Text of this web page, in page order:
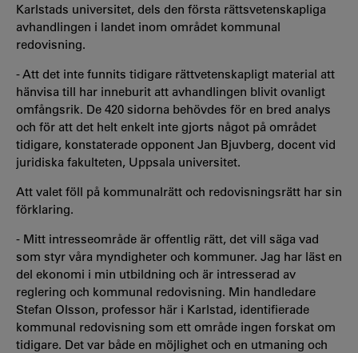
Karlstads universitet, dels den första rättsvetenskapliga
avhandlingen i landet inom området kommunal
redovisning.
- Att det inte funnits tidigare rättvetenskapligt material att
hänvisa till har inneburit att avhandlingen blivit ovanligt
omfångsrik. De 420 sidorna behövdes för en bred analys
och för att det helt enkelt inte gjorts något på området
tidigare, konstaterade opponent Jan Bjuvberg, docent vid
juridiska fakulteten, Uppsala universitet.
Att valet föll på kommunalrätt och redovisningsrätt har sin
förklaring.
- Mitt intresseområde är offentlig rätt, det vill säga vad
som styr våra myndigheter och kommuner. Jag har läst en
del ekonomi i min utbildning och är intresserad av
reglering och kommunal redovisning. Min handledare
Stefan Olsson, professor här i Karlstad, identifierade
kommunal redovisning som ett område ingen forskat om
tidigare. Det var både en möjlighet och en utmaning och